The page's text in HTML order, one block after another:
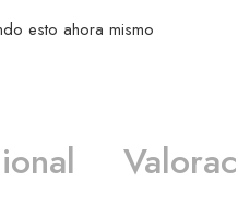
esto ahora mismo